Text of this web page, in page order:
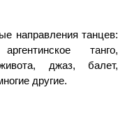
направления танцев:
танго,
джаз, балет,
другие.